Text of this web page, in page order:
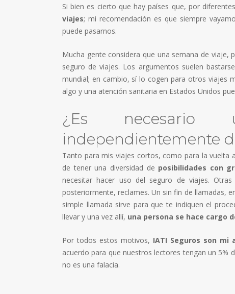
Si bien es cierto que hay países que, por
viajes; mi recomendación es que siempre
puede pasarnos.
Mucha gente considera que una semana de
seguro de viajes. Los argumentos suelen
mundial; en cambio, sí lo cogen para otros viajes
algo y una atención sanitaria en Estados Unidos
¿Es
independientemente
Tanto para mis viajes cortos, como para la vuelta
de tener una diversidad de posibilidades con
necesitar hacer uso del seguro de viajes.
posteriormente, reclames. Un sin fin de llamadas,
simple llamada sirve para que te indiquen el
llevar y una vez allí, una persona se hace cargo
Por todos estos motivos, IATI Seguros son mi
acuerdo para que nuestros lectores tengan un 5%
no es una falacia.